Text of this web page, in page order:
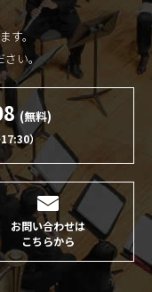
す。
さい。
(無料)
）
お問い合わせは
こちらから